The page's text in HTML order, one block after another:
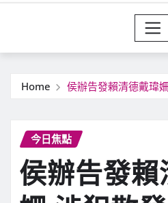
Home 侯辦告發賴清德戴瑋
今日焦點
侯辦告發賴